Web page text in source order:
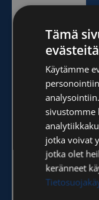
Tämä
evästeitä
Käytämme
sivustomme
jotka voivat
jotka olet
keränneet